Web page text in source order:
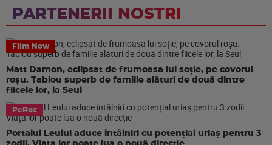
PARTENERII NOSTRI
Film Now
Matt Damon, eclipsat de frumoasa lui soție, pe covorul
roșu. Tablou superb de familie alături de două dintre
fiicele lor, la Seul
PeRoz
Portalul Leului aduce întâlniri cu potențial uriaș pentru 3